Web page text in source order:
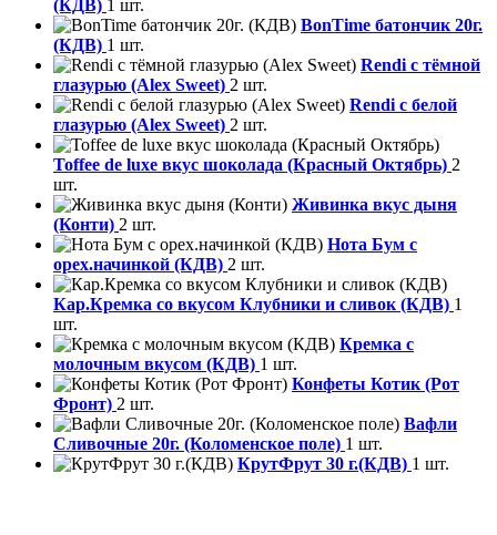
(КДВ) 1 шт.
BonTime батончик 20г.
(КДВ) 1 шт.
Rendi с тёмной
глазурью (Alex Sweet) 2 шт.
Rendi с белой
глазурью (Alex Sweet) 2 шт.
Toffee de luxe вкус шоколада (Красный Октябрь) 2
шт.
Живинка вкус дыня
(Конти) 2 шт.
Нота Бум с
орех.начинкой (КДВ) 2 шт.
Кар.Кремка со вкусом Клубники и сливок (КДВ) 1
шт.
Кремка с
молочным вкусом (КДВ) 1 шт.
Конфеты Котик (Рот
Фронт) 2 шт.
Вафли
Сливочные 20г. (Коломенское поле) 1 шт.
КрутФрут 30 г.(КДВ) 1 шт.